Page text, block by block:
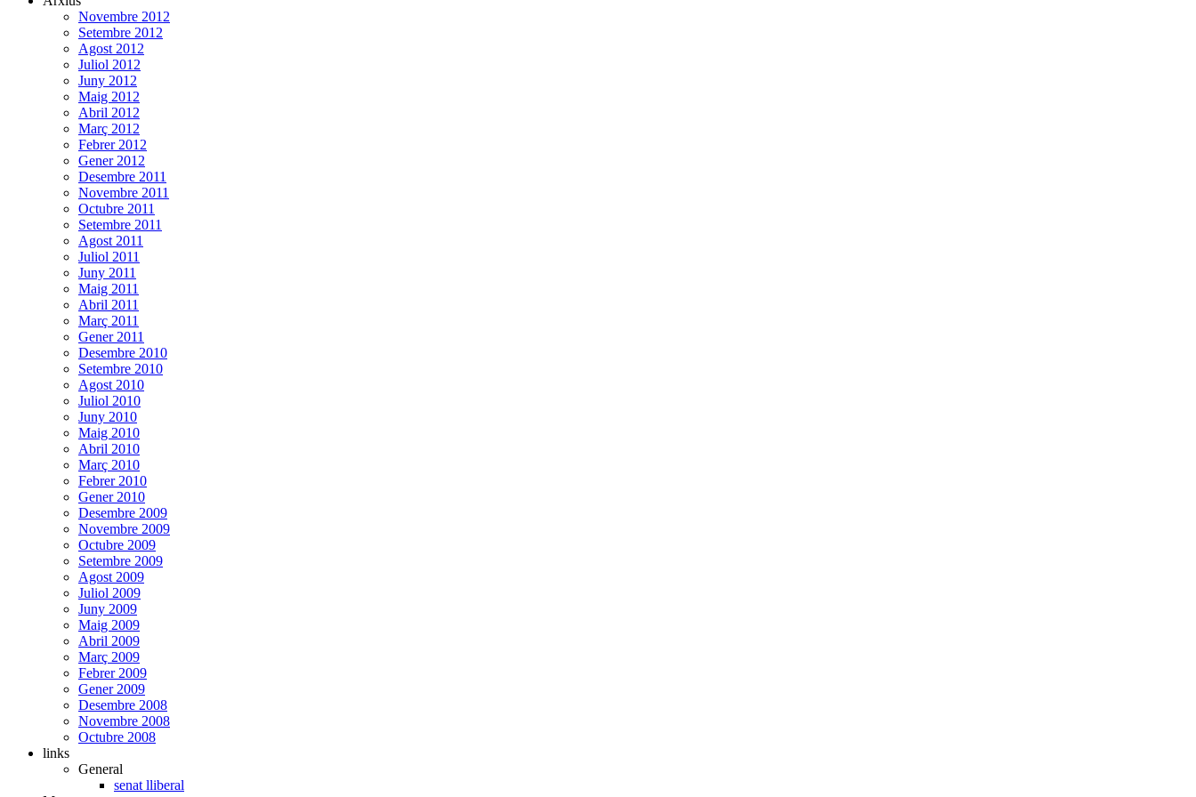
Novembre 2012
Setembre 2012
Agost 2012
Juliol 2012
Juny 2012
Maig 2012
Abril 2012
Març 2012
Febrer 2012
Gener 2012
Desembre 2011
Novembre 2011
Octubre 2011
Setembre 2011
Agost 2011
Juliol 2011
Juny 2011
Maig 2011
Abril 2011
Març 2011
Gener 2011
Desembre 2010
Setembre 2010
Agost 2010
Juliol 2010
Juny 2010
Maig 2010
Abril 2010
Març 2010
Febrer 2010
Gener 2010
Desembre 2009
Novembre 2009
Octubre 2009
Setembre 2009
Agost 2009
Juliol 2009
Juny 2009
Maig 2009
Abril 2009
Març 2009
Febrer 2009
Gener 2009
Desembre 2008
Novembre 2008
Octubre 2008
links
General
senat lliberal